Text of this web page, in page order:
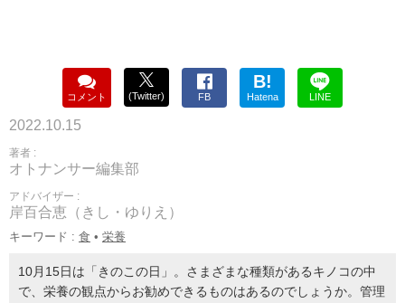
コメント (Twitter) FB
B!
Hatena LINE
2022.10.15
著者 :
オトナンサー編集部
アドバイザー :
岸百合恵（きし・ゆりえ）
キーワード : 食 • 栄養
10月15日は「きのこの日」。さまざまな種類があるキノコの中
で、栄養の観点からお勧めできるものはあるのでしょうか。管理